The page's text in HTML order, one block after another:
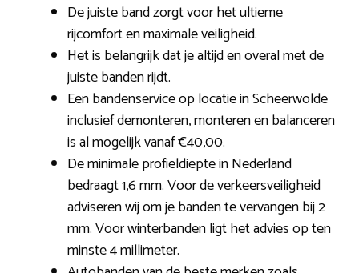
De juiste band zorgt voor het ultieme
rijcomfort en maximale veiligheid.
Het is belangrijk dat je altijd en overal met de
juiste banden rijdt.
Een bandenservice op locatie in Scheerwolde
inclusief demonteren, monteren en balanceren
is al mogelijk vanaf €40,00.
De minimale profieldiepte in Nederland
bedraagt 1,6 mm. Voor de verkeersveiligheid
adviseren wij om je banden te vervangen bij 2
mm. Voor winterbanden ligt het advies op ten
minste 4 millimeter.